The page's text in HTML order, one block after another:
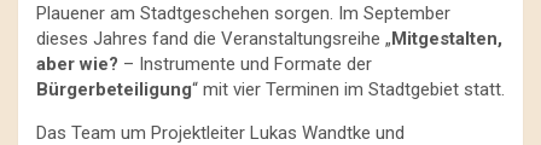
Plauener am Stadtgeschehen sorgen. Im September
dieses Jahres fand die Veranstaltungsreihe „Mitgestalten,
aber wie? – Instrumente und Formate der
Bürgerbeteiligung“ mit vier Terminen im Stadtgebiet statt.
Das Team um Projektleiter Lukas Wandtke und